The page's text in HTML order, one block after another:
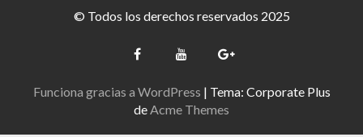
© Todos los derechos reservados 2025
Funciona gracias a WordPress | Tema: Corporate Plus
deAcme Themes